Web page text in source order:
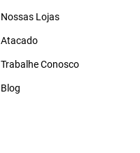
Nossas Lojas
Atacado
Trabalhe Conosco
Blog